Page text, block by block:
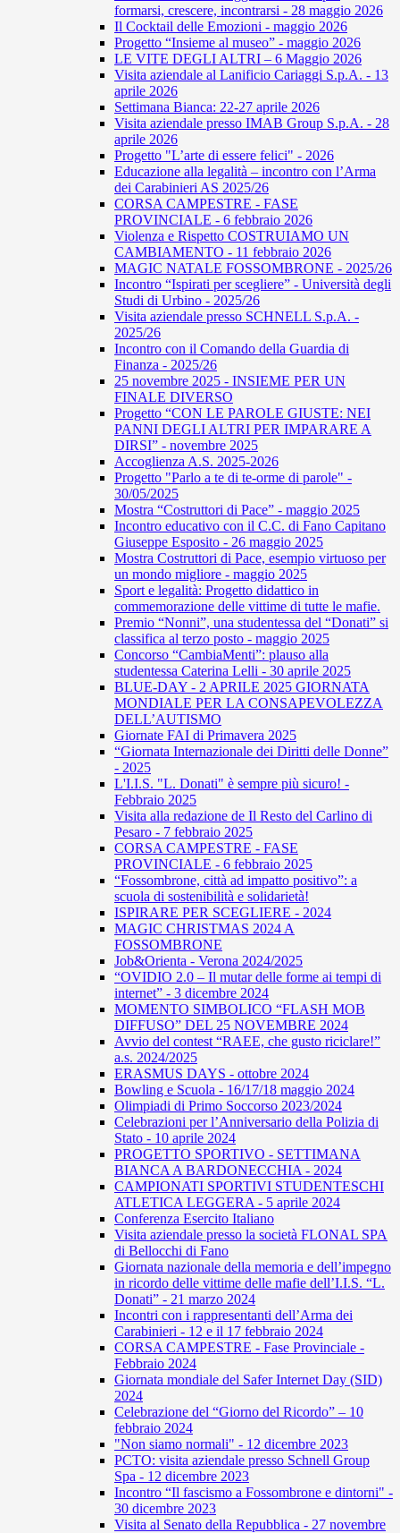
formarsi, crescere, incontrarsi - 28 maggio 2026
Il Cocktail delle Emozioni - maggio 2026
Progetto “Insieme al museo” - maggio 2026
LE VITE DEGLI ALTRI – 6 Maggio 2026
Visita aziendale al Lanificio Cariaggi S.p.A. - 13
aprile 2026
Settimana Bianca: 22-27 aprile 2026
Visita aziendale presso IMAB Group S.p.A. - 28
aprile 2026
Progetto "L’arte di essere felici" - 2026
Educazione alla legalità – incontro con l’Arma
dei Carabinieri AS 2025/26
CORSA CAMPESTRE - FASE
PROVINCIALE - 6 febbraio 2026
Violenza e Rispetto COSTRUIAMO UN
CAMBIAMENTO - 11 febbraio 2026
MAGIC NATALE FOSSOMBRONE - 2025/26
Incontro “Ispirati per scegliere” - Università degli
Studi di Urbino - 2025/26
Visita aziendale presso SCHNELL S.p.A. -
2025/26
Incontro con il Comando della Guardia di
Finanza - 2025/26
25 novembre 2025 - INSIEME PER UN
FINALE DIVERSO
Progetto “CON LE PAROLE GIUSTE: NEI
PANNI DEGLI ALTRI PER IMPARARE A
DIRSI” - novembre 2025
Accoglienza A.S. 2025-2026
Progetto "Parlo a te di te-orme di parole" -
30/05/2025
Mostra “Costruttori di Pace” - maggio 2025
Incontro educativo con il C.C. di Fano Capitano
Giuseppe Esposito - 26 maggio 2025
Mostra Costruttori di Pace, esempio virtuoso per
un mondo migliore - maggio 2025
Sport e legalità: Progetto didattico in
commemorazione delle vittime di tutte le mafie.
Premio “Nonni”, una studentessa del “Donati” si
classifica al terzo posto - maggio 2025
Concorso “CambiaMenti”: plauso alla
studentessa Caterina Lelli - 30 aprile 2025
BLUE-DAY - 2 APRILE 2025 GIORNATA
MONDIALE PER LA CONSAPEVOLEZZA
DELL’AUTISMO
Giornate FAI di Primavera 2025
“Giornata Internazionale dei Diritti delle Donne”
- 2025
L'I.I.S. "L. Donati" è sempre più sicuro! -
Febbraio 2025
Visita alla redazione de Il Resto del Carlino di
Pesaro - 7 febbraio 2025
CORSA CAMPESTRE - FASE
PROVINCIALE - 6 febbraio 2025
“Fossombrone, città ad impatto positivo”: a
scuola di sostenibilità e solidarietà!
ISPIRARE PER SCEGLIERE - 2024
MAGIC CHRISTMAS 2024 A
FOSSOMBRONE
Job&Orienta - Verona 2024/2025
“OVIDIO 2.0 – Il mutar delle forme ai tempi di
internet” - 3 dicembre 2024
MOMENTO SIMBOLICO “FLASH MOB
DIFFUSO” DEL 25 NOVEMBRE 2024
Avvio del contest “RAEE, che gusto riciclare!”
a.s. 2024/2025
ERASMUS DAYS - ottobre 2024
Bowling e Scuola - 16/17/18 maggio 2024
Olimpiadi di Primo Soccorso 2023/2024
Celebrazioni per l’Anniversario della Polizia di
Stato - 10 aprile 2024
PROGETTO SPORTIVO - SETTIMANA
BIANCA A BARDONECCHIA - 2024
CAMPIONATI SPORTIVI STUDENTESCHI
ATLETICA LEGGERA - 5 aprile 2024
Conferenza Esercito Italiano
Visita aziendale presso la società FLONAL SPA
di Bellocchi di Fano
Giornata nazionale della memoria e dell’impegno
in ricordo delle vittime delle mafie dell’I.I.S. “L.
Donati” - 21 marzo 2024
Incontri con i rappresentanti dell’Arma dei
Carabinieri - 12 e il 17 febbraio 2024
CORSA CAMPESTRE - Fase Provinciale -
Febbraio 2024
Giornata mondiale del Safer Internet Day (SID)
2024
Celebrazione del “Giorno del Ricordo” – 10
febbraio 2024
"Non siamo normali" - 12 dicembre 2023
PCTO: visita aziendale presso Schnell Group
Spa - 12 dicembre 2023
Incontro “Il fascismo a Fossombrone e dintorni" -
30 dicembre 2023
Visita al Senato della Repubblica - 27 novembre